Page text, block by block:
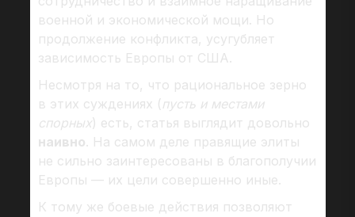
военной и экономической мощи. Но
продолжение конфликта, усугубляет
зависимость Европы от США.
Несмотря на то, что рациональное зерно
в этих суждениях ( пусть и местами
спорных) есть, статья выглядит довольно
наивно. На самом деле правящие элиты
не сильно заинтересованы в благополучии
Европы — их цели совершенно иные.
К тому же боевые действия позволяют